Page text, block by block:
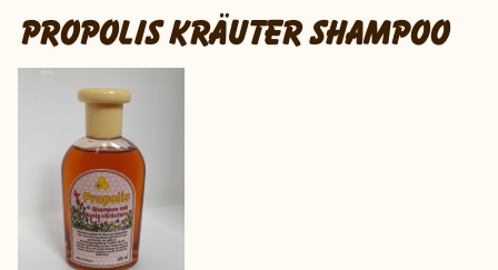
PROPOLIS KRÄUTER SHAMPOO